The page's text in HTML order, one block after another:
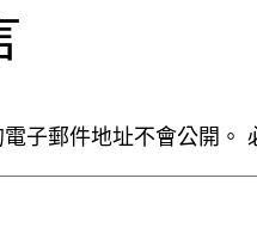
子郵件地址不會公開。